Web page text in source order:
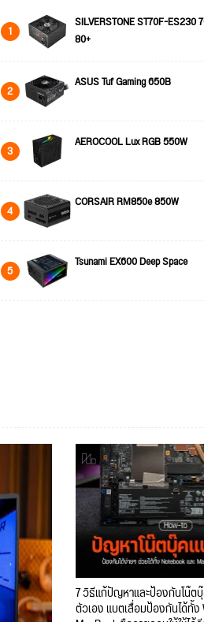
1
SILVERSTONE ST70F-ES230
80+
2 ASUS Tuf Gaming 650B
3 AEROCOOL Lux RGB 550W
4 CORSAIR RM850e 850W
5 Tsunami EX600 Deep Space
7 วิธีแก้ปัญหาและป้องกันโน๊ต
ตัวเอง แบตเสื่อมป้องกันได้ทั้ง